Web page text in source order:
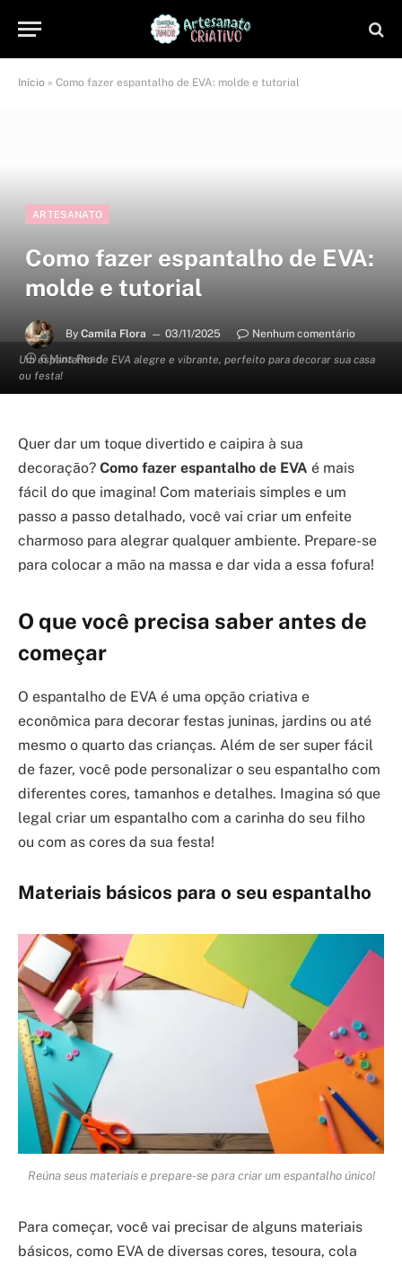
Início » Como fazer espantalho de EVA: molde e tutorial
Um espantalho de EVA alegre e vibrante, perfeito para decorar sua casa
ou festa!
ARTESANATO
Como fazer espantalho de EVA:
molde e tutorial
By Camila Flora 03/11/2025
Nenhum comentário
6 Mins Read
Quer dar um toque divertido e caipira à sua
decoração? Como fazer espantalho de EVA é mais
fácil do que imagina! Com materiais simples e um
passo a passo detalhado, você vai criar um enfeite
charmoso para alegrar qualquer ambiente. Prepare-se
para colocar a mão na massa e dar vida a essa fofura!
O que você precisa saber antes de
começar
O espantalho de EVA é uma opção criativa e
econômica para decorar festas juninas, jardins ou até
mesmo o quarto das crianças. Além de ser super fácil
de fazer, você pode personalizar o seu espantalho com
diferentes cores, tamanhos e detalhes. Imagina só que
legal criar um espantalho com a carinha do seu filho
ou com as cores da sua festa!
Materiais básicos para o seu espantalho
Reúna seus materiais e prepare-se para criar um espantalho único!
Para começar, você vai precisar de alguns materiais
básicos, como EVA de diversas cores, tesoura, cola